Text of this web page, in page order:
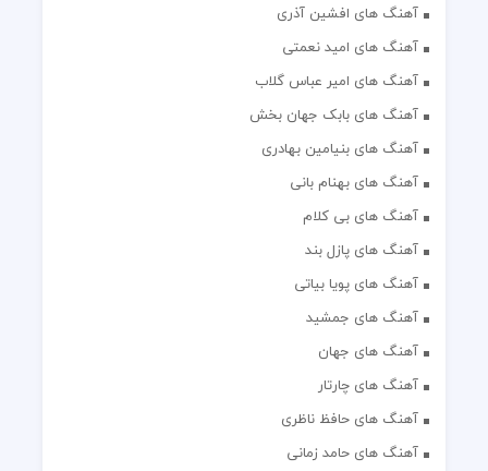
آهنگ های افشین آذری
آهنگ های امید نعمتی
آهنگ های امیر عباس گلاب
آهنگ های بابک جهان بخش
آهنگ های بنیامین بهادری
آهنگ های بهنام بانی
آهنگ های بی کلام
آهنگ های پازل بند
آهنگ های پویا بیاتی
آهنگ های جمشید
آهنگ های جهان
آهنگ های چارتار
آهنگ های حافظ ناظری
آهنگ های حامد زمانی